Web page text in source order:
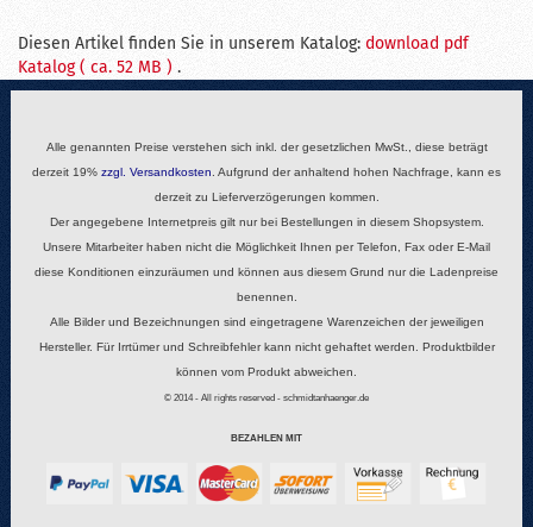
Diesen Artikel finden Sie in unserem Katalog: download pdf
Katalog ( ca. 52 MB ) .
Alle genannten Preise verstehen sich inkl. der gesetzlichen MwSt., diese beträgt
derzeit 19% zzgl. Versandkosten . Aufgrund der anhaltend hohen Nachfrage, kann es
derzeit zu Lieferverzögerungen kommen.
Der angegebene Internetpreis gilt nur bei Bestellungen in diesem Shopsystem.
Unsere Mitarbeiter haben nicht die Möglichkeit Ihnen per Telefon, Fax oder E-Mail
diese Konditionen einzuräumen und können aus diesem Grund nur die Ladenpreise
benennen.
Alle Bilder und Bezeichnungen sind eingetragene Warenzeichen der jeweiligen
Hersteller. Für Irrtümer und Schreibfehler kann nicht gehaftet werden. Produktbilder
können vom Produkt abweichen.
© 2014 - All rights reserved - schmidtanhaenger.de
BEZAHLEN MIT